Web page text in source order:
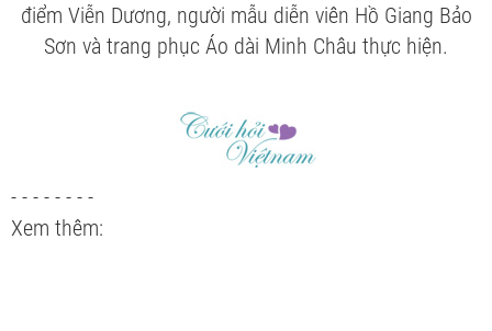
điểm Viễn Dương, người mẫu diễn viên Hồ Giang Bảo
Sơn và trang phục Áo dài Minh Châu thực hiện.
- - - - - - - -
Xem thêm: